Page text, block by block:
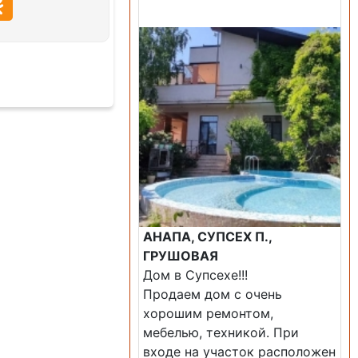
АНАПА, СУПСЕХ П.,
ГРУШОВАЯ
Дом в Супсехе!!!
Продаем дом с очень
хорошим ремонтом,
мебелью, техникой. При
входе на участок расположен